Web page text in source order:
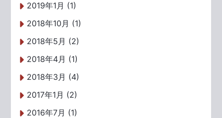
2019年1月 (1)
2018年10月 (1)
2018年5月 (2)
2018年4月 (1)
2018年3月 (4)
2017年1月 (2)
2016年7月 (1)